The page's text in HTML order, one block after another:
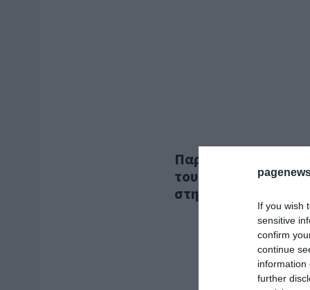
If you wish
sensitive
confirm
continue
information
further
Παρέμβαση-μαμούθ
του γεν — Ο φόβος
στην οικονομία και